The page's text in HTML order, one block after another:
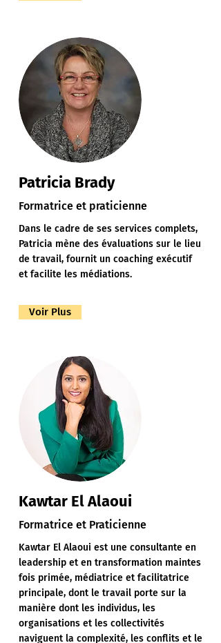
Patricia Brady
Formatrice et praticienne
Dans le cadre de ses services complets,
Patricia mène des évaluations sur le lieu
de travail, fournit un coaching exécutif
et facilite les médiations.
Voir Plus
Kawtar El Alaoui
Formatrice et Praticienne
Kawtar El Alaoui est une consultante en
leadership et en transformation maintes
fois primée, médiatrice et facilitatrice
principale, dont le travail porte sur la
manière dont les individus, les
organisations et les collectivités
naviguent la complexité, les conflits et le